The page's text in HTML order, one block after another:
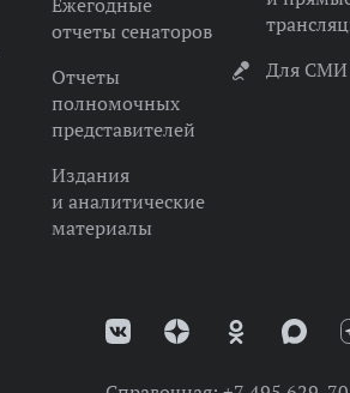
Ежегодные
отчеты сенаторов
Отчеты
полномочных
представителей
Издания
и аналитические
материалы
Для СМИ